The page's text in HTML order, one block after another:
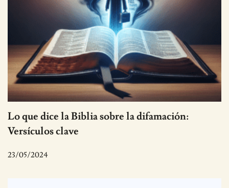
Lo que dice la Biblia sobre la difamación:
Versículos clave
23/05/2024